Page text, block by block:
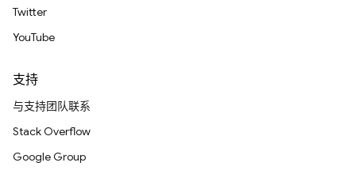
Twitter
YouTube
支持
与支持团队联系
Stack Overflow
Google Group